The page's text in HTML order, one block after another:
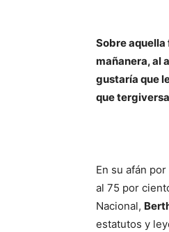
Sobre
mañanera, al
gustaría que
que
En su afán
al 75 por
Nacional,
estatutos y